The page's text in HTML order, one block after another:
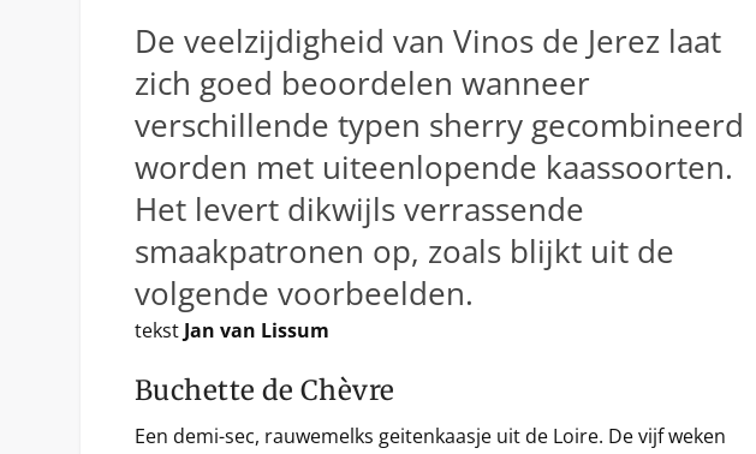
De veelzijdigheid van Vinos de Jerez laat
zich goed beoordelen wanneer
verschillende typen sherry gecombineerd
worden met uiteenlopende kaassoorten.
Het levert dikwijls verrassende
smaakpatronen op, zoals blijkt uit de
volgende voorbeelden.
tekst Jan van Lissum
Buchette de Chèvre
Een demi-sec, rauwemelks geitenkaasje uit de Loire. De vijf weken